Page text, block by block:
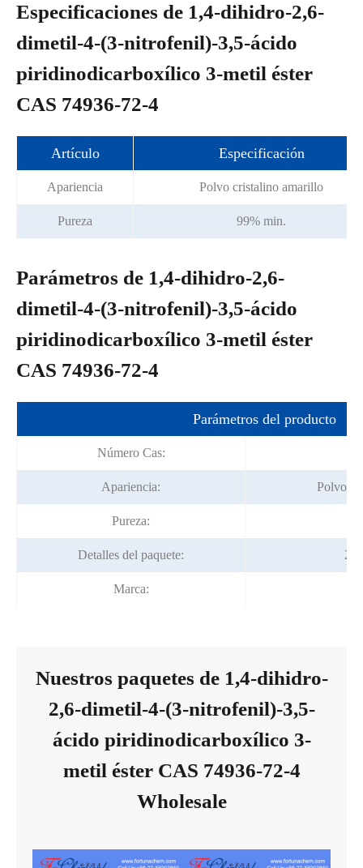
Especificaciones de 1,4-dihidro-2,6-
dimetil-4-(3-nitrofenil)-3,5-ácido
piridinodicarboxílico 3-metil éster
CAS 74936-72-4
Artículo Especificación
Apariencia Polvo cristalino amarillo
Pureza 99% min.
Parámetros de 1,4-dihidro-2,6-
dimetil-4-(3-nitrofenil)-3,5-ácido
piridinodicarboxílico 3-metil éster
CAS 74936-72-4
Parámetros del producto
Número Cas:
Apariencia: Polvo
Pureza:
Detalles del paquete:
Marca:
Nuestros paquetes de 1,4-dihidro-
2,6-dimetil-4-(3-nitrofenil)-3,5-
ácido piridinodicarboxílico 3-
metil éster CAS 74936-72-4
Wholesale